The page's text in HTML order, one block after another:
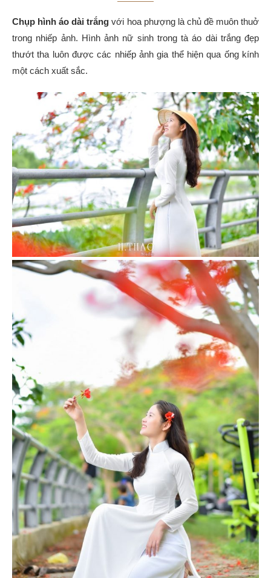
Chụp hình áo dài trắng với hoa phượng là chủ đề muôn thuở
trong nhiếp ảnh. Hình ảnh nữ sinh trong tà áo dài trắng đẹp
thướt tha luôn được các nhiếp ảnh gia thể hiện qua ống kính
một cách xuất sắc.